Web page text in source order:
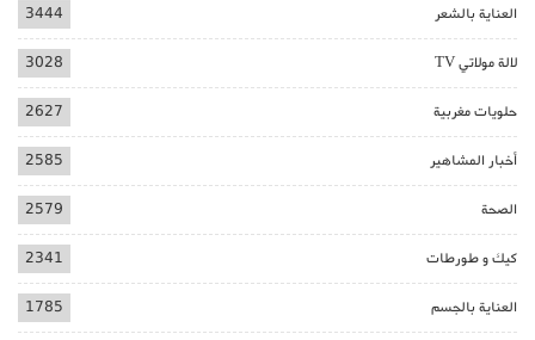
العناية بالشعر 3444
لالة مولاتي TV 3028
حلويات مغربية 2627
أخبار المشاهير 2585
الصحة 2579
كيك و طورطات 2341
العناية بالجسم 1785